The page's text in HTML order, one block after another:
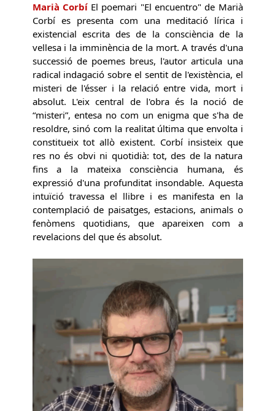
Marià CorbíEl poemari "El encuentro" de Marià
Corbí es presenta com una meditació lírica i
existencial escrita des de la consciència de la
vellesa i la imminència de la mort. A través d'una
successió de poemes breus, l'autor articula una
radical indagació sobre el sentit de l'existència, el
misteri de l'ésser i la relació entre vida, mort i
absolut. L'eix central de l'obra és la noció de
“misteri”, entesa no com un enigma que s'ha de
resoldre, sinó com la realitat última que envolta i
constitueix tot allò existent. Corbí insisteix que
res no és obvi ni quotidià: tot, des de la natura
fins a la mateixa consciència humana, és
expressió d'una profunditat insondable. Aquesta
intuïció travessa el llibre i es manifesta en la
contemplació de paisatges, estacions, animals o
fenòmens quotidians, que apareixen com a
revelacions del que és absolut.